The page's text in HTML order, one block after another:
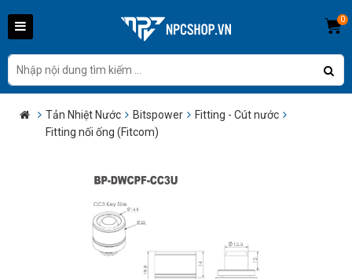
0
Tản Nhiệt Nước Bitspower
Fitting - Cút nước
Fitting nối ống (Fitcom)